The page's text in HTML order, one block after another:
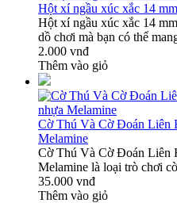
Hột xí ngầu xúc xắc 14
Hột xí ngầu xúc xắc 14
dồ chơi mà bạn có thể
2.000 vnđ
Thêm vào giỏ
Cờ Thú Và Cờ Đoán Liên
Melamine
Cờ Thú Và Cờ Đoán Liên
Melamine là loại trò chơi
35.000 vnđ
Thêm vào giỏ